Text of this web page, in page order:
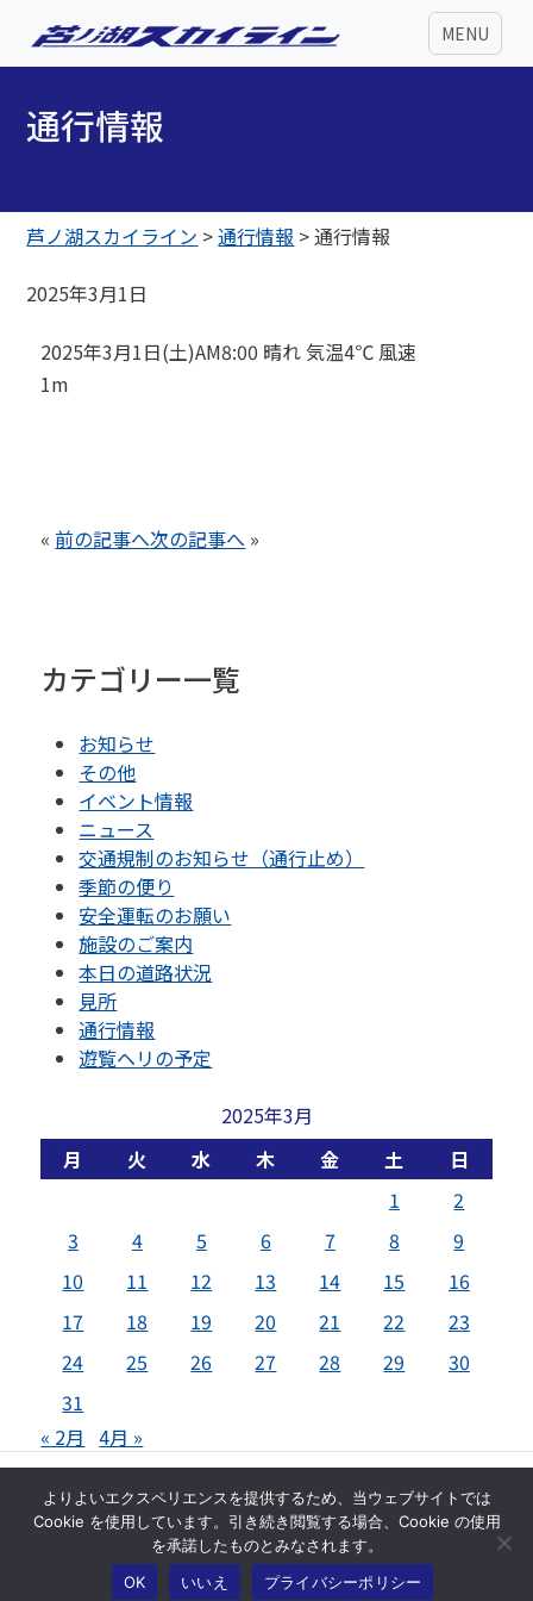
MENU
通行情報
芦ノ湖スカイライン >通行情報 >通行情報
2025年3月1日
2025年3月1日(土)AM8:00 晴れ 気温4℃ 風速
1m
«前の記事へ次の記事へ »
カテゴリー一覧
お知らせ
その他
イベント情報
ニュース
交通規制のお知らせ（通行止め）
季節の便り
安全運転のお願い
施設のご案内
本日の道路状況
見所
通行情報
遊覧ヘリの予定
2025年3月
月
火 水 木 金 土
日
1
2
3
4 5 6 7 8
9
10
11 12 13 14 15
16
17
18 19 20 21 22
23
24
25 26 27 28 29
30
31
« 2月
4月 »
© 芦ノ湖スカイライン株式会社
トップページ
サイトマップ
お問い合わせ
免責事項
プライバシーポリシー
よりよいエクスペリエンスを提供するため、当ウェブサイトでは
Cookie を使用しています。引き続き閲覧する場合、Cookie の使用
を承諾したものとみなされます。
OK
いいえ プライバシーポリシー